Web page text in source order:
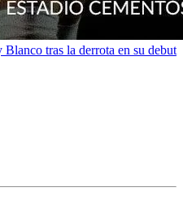
tras la derrota en su debut